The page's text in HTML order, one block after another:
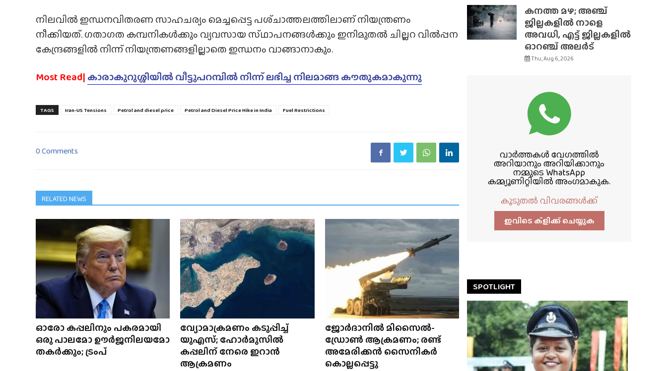
നിലവിൽ ഇന്ധനവിതരണ സാഹചര്യം മെച്ചപ്പെട്ട പശ്‌ചാത്തലത്തിലാണ്‌ നിയന്ത്രണം
നീക്കിയത്. ഗതാഗത കമ്പനികൾക്കും വ്യവസായ സ്‌ഥാപനങ്ങൾക്കും ഇനിമുതൽ ചില്ലറ വിൽപ്പന
കേന്ദ്രങ്ങളിൽ നിന്ന് നിയന്ത്രണങ്ങളില്ലാതെ ഇന്ധനം വാങ്ങാനാകും.
Most Read| കാരാകുറുശ്ശിയിൽ വീട്ടുപറമ്പിൽ നിന്ന് ലഭിച്ച നിലമാങ്ങ കൗതുകമാകുന്നു
TAGS Iran-US Tensions Petrol and diesel price Petrol and Diesel Price Hike in India Fuel Restrictions
0 Comments
RELATED NEWS
ഓരോ കപ്പലിനും പകരമായി
ഒരു പാലമോ ഊർജനിലയമോ
തകർക്കും; ട്രംപ്
വ്യോമാക്രമണം കടുപ്പിച്ച്
യുഎസ്; ഹോർമുസിൽ
കപ്പലിന് നേരെ ഇറാൻ
ആക്രമണം
ജോർദാനിൽ മിസൈൽ-
ഡ്രോൺ ആക്രമണം; രണ്ട്
അമേരിക്കൻ സൈനികർ
കൊല്ലപ്പെട്ടു
കനത്ത മഴ; അഞ്ച്
ജില്ലകളിൽ നാളെ
അവധി, എട്ട് ജില്ലകളിൽ
ഓറഞ്ച് അലർട്
Thu, Aug 6, 2026
വാർത്തകൾ വേഗത്തിൽ
അറിയാനും അറിയിക്കാനും
നമ്മുടെ WhatsApp
കമ്മ്യൂണിറ്റിയിൽ അംഗമാകുക.
കൂടുതൽ വിവരങ്ങൾക്ക്
ഇവിടെ ക്ളിക്ക്‌ ചെയ്യുക
SPOTLIGHT